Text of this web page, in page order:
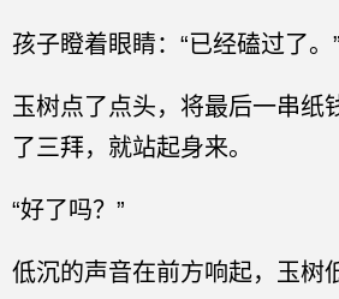
孩子瞪着眼睛：“已经磕过了。”
玉树点了点头，将最后一串纸
了三拜，就站起身来。
“好了吗？”
低沉的声音在前方响起，玉树